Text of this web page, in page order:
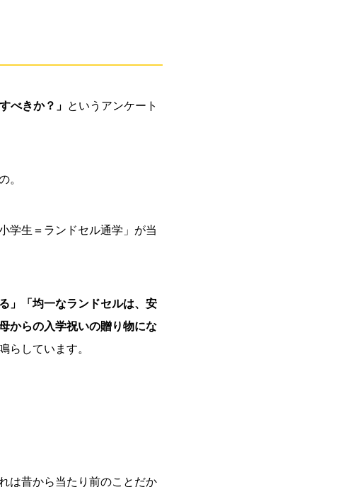
べきか？」 というアンケート
。
学生＝ランドセル通学」が当
」「均一なランドセルは、安
からの入学祝いの贈り物にな
らしています。
は昔から当たり前のことだか